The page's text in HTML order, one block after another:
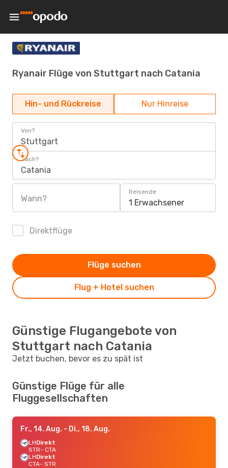
Ryanair Flüge von Stuttgart nach Catania
Hin- und Rückreise Nur Hinreise
Von?
Stuttgart
Nach?
Catania
Wann?
Reisende
1 Erwachsener
Direktflüge
Flug + Hotel suchen
Flüge suchen
Günstige Flugangebote von
Stuttgart nach Catania
Jetzt buchen, bevor es zu spät ist
Günstige Flüge für alle
Fluggesellschaften
Fr., 14. Aug. - Di., 18. Aug.
LHDirekt
STR- CTA
LHDirekt
CTA- STR